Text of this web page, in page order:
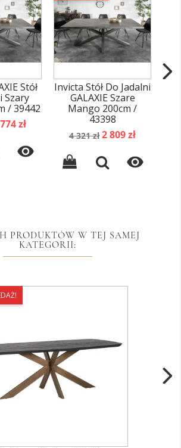
Stół
Szary
/ 39442
zł

Invicta Stół Do Jadalni
GALAXIE Szare
Mango 200cm /
43398
Cena
4 321 zł Cena
2 809 zł

PRODUKTÓW W TEJ SAMEJ
KATEGORII: